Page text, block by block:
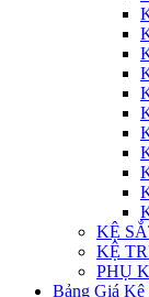
KỆ
KỆ
PHỤ
Bảng Giá Kệ